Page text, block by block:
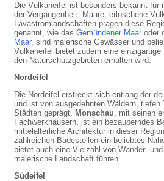
Die Vulkaneifel ist besonders bekannt
der Vergangenheit. Maare, erloschene
Lavastromlandschaften prägen diese
genannt, wie dasGemündener Maar oder
Maar, sind malerische Gewässer und
Vulkaneifel bietet zudem eine
den Naturschutzgebieten erhalten wird.
Nordeifel
Die Nordeifel erstreckt sich entlang der
und ist von ausgedehnten Wäldern, tiefen
Städten geprägt.
Monschau , mit seinen
Fachwerkhäusern, ist ein bezauberndes
mittelalterliche Architektur in dieser
zahlreichen Badestellen ein beliebtes
bietet auch eine Vielzahl von Wander-
malerische Landschaft führen.
Südeifel